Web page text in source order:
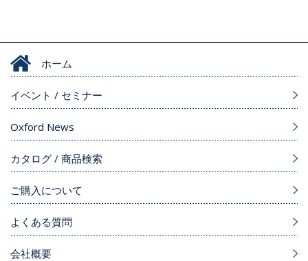
ホーム
イベント / セミナー
Oxford News
カタログ / 商品検索
ご購入について
よくある質問
会社概要